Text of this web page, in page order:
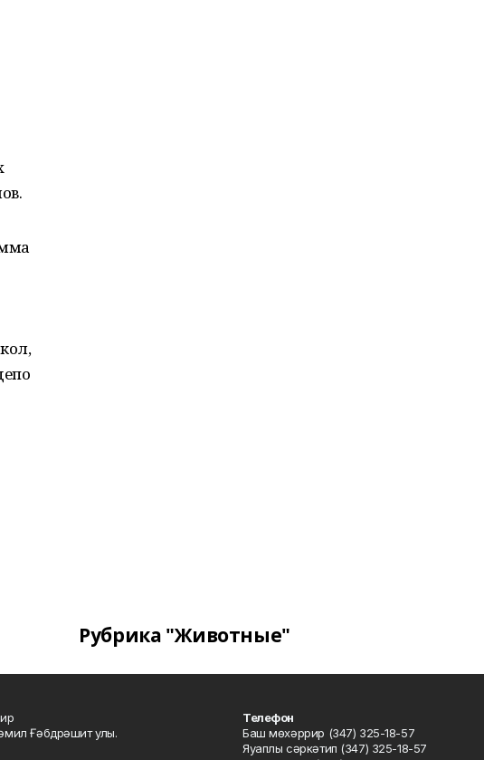
Рубрика "Животные"
Ғәбдрәшит улы.
Телефон
Баш мөхәррир (347) 325-18-57
Яуаплы сәркәтип (347) 325-18-57